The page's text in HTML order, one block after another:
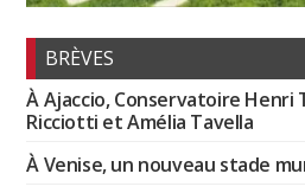
BRÈVES
À Ajaccio, Conservatoire Henri
Ricciotti et Amélia Tavella
À Venise, un nouveau stade